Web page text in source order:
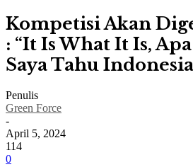
Kompetisi Akan
: “It Is What It Is,
Saya Tahu
Penulis
Green Force
-
April 5, 2024
114
0